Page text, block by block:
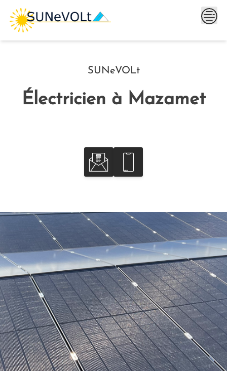
Skip
content
SUNeVOLt
Électricien à Mazamet